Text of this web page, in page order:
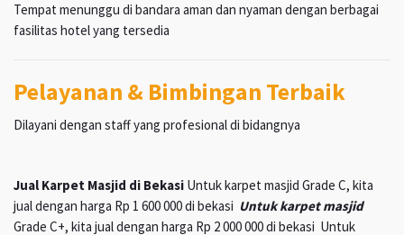
Tempat menunggu di bandara aman dan nyaman dengan berbagai
fasilitas hotel yang tersedia
Pelayanan & Bimbingan Terbaik
Dilayani dengan staff yang profesional di bidangnya
Jual Karpet Masjid di Bekasi Untuk karpet masjid Grade C, kita
jual dengan harga Rp 1 600 000 di bekasi Untuk karpet masjid
Grade C+, kita jual dengan harga Rp 2 000 000 di bekasi Untuk